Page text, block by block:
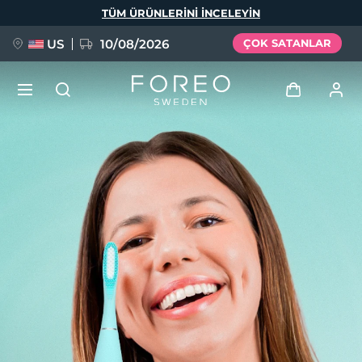
TÜM ÜRÜNLERINI INCELEYIN
US 10/08/2026 ÇOK SATANLAR
Kullanici profi̇li̇
Cihazlarım
Siparişlerim
Adresim
Aboneliklerim
FAQ™ Pure Beauty-Tech Elixir
BREAKING NEWS
issa™ Teeth Whitening Set
Dil Seçimi
Deutsch
Español
Français
Italiano
Português
Svenska
Русский
简体中文 繁體中文